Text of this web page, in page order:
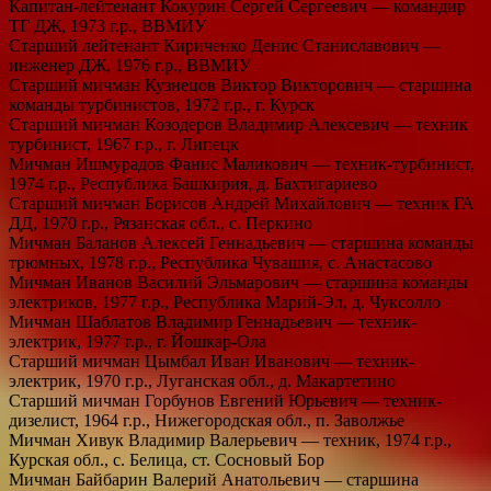
Капитан-лейтенант Кокурин Сергей Сергеевич — командир
ТГ ДЖ, 1973 г.р., ВВМИУ
Старший лейтенант Кириченко Денис Станиславович —
инженер ДЖ, 1976 г.р., ВВМИУ
Старший мичман Кузнецов Виктор Викторович — старшина
команды турбинистов, 1972 г.р., г. Курск
Старший мичман Козодеров Владимир Алексевич — техник
турбинист, 1967 г.р., г. Липецк
Мичман Ишмурадов Фанис Маликович — техник-турбинист,
1974 г.р., Республика Башкирия, д. Бахтигариево
Старший мичман Борисов Андрей Михайлович — техник ГА
ДД, 1970 г.р., Рязанская обл., с. Перкино
Мичман Баланов Алексей Геннадьевич — старшина команды
трюмных, 1978 г.р., Республика Чувашия, с. Анастасово
Мичман Иванов Василий Эльмарович — старшина команды
электриков, 1977 г.р., Республика Марий-Эл, д. Чуксолло
Мичман Шаблатов Владимир Геннадьевич — техник-
электрик, 1977 г.р., г. Йошкар-Ола
Старший мичман Цымбал Иван Иванович — техник-
электрик, 1970 г.р., Луганская обл., д. Макартетино
Старший мичман Горбунов Евгений Юрьевич — техник-
дизелист, 1964 г.р., Нижегородская обл., п. Заволжье
Мичман Хивук Владимир Валерьевич — техник, 1974 г.р.,
Курская обл., с. Белица, ст. Сосновый Бор
Мичман Байбарин Валерий Анатольевич — старшина